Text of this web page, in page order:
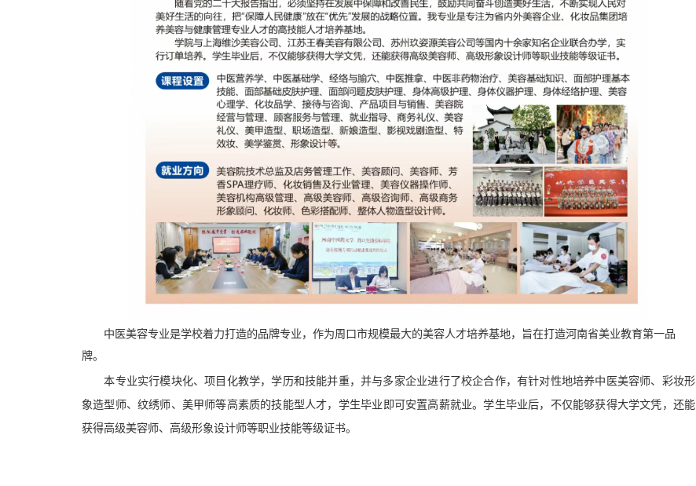
中医美容专业是学校着力打造的品牌专业，作为周口市规模最大的美容人才培养基地，旨在打造河南省美业教育第一品
牌。
本专业实行模块化、项目化教学，学历和技能并重，并与多家企业进行了校企合作，有针对性地培养中医美容师、彩妆形
象造型师、纹绣师、美甲师等高素质的技能型人才，学生毕业即可安置高薪就业。学生毕业后，不仅能够获得大学文凭，还能
获得高级美容师、高级形象设计师等职业技能等级证书。